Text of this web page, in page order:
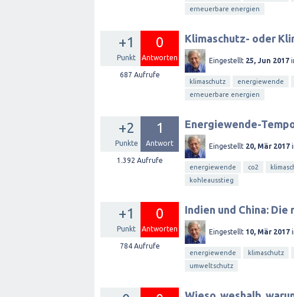
erneuerbare energien
+1
Punkt
0
Antworten
687 Aufrufe
Klimaschutz- oder
Eingestellt 25, Jun 2017
klimaschutz energiewende
erneuerbare energien
+2
Punkte
1
Antwort
1.392 Aufrufe
Energiewende-
Eingestellt 20, Mär 2017
energiewende co2
kohleausstieg
+1
Punkt
0
Antworten
784Aufrufe
Indien und China:
Eingestellt 10, Mär 2017
energiewende klimaschutz
umweltschutz